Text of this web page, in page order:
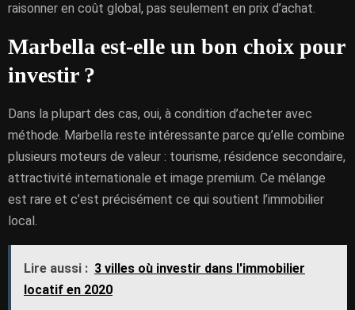
raisonner en coût global, pas seulement en prix d’achat.
Marbella est-elle un bon choix pour
investir ?
Dans la plupart des cas, oui, à condition d’acheter avec
méthode. Marbella reste intéressante parce qu’elle combine
plusieurs moteurs de valeur : tourisme, résidence secondaire,
attractivité internationale et image premium. Ce mélange
est rare et c’est précisément ce qui soutient l’immobilier
local.
Lire aussi : 3 villes où investir dans l'immobilier
locatif en 2020